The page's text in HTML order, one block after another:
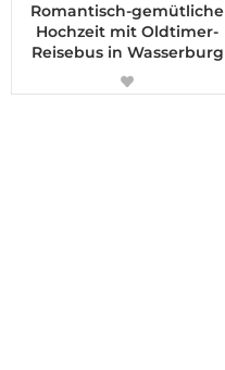
Romantisch-gemütliche
Hochzeit mit Oldtimer-
Reisebus in Wasserburg